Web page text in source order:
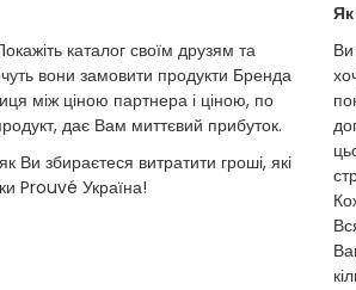
каталог своїм друзям та
вони замовити продукти Бренда
між ціною партнера і ціною, по
дає Вам миттєвий прибуток.
Ви збираєтеся витратити гроші, які
Prouvé Україна!
Ви